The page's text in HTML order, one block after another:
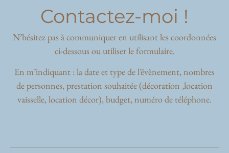
Contactez-moi !
N’hésitez pas à communiquer en utilisant les coordonnées
ci-dessous ou utiliser le formulaire.
En m’indiquant : la date et type de l’évènement, nombres
de personnes, prestation souhaitée (décoration ,location
vaisselle, location décor), budget, numéro de téléphone.